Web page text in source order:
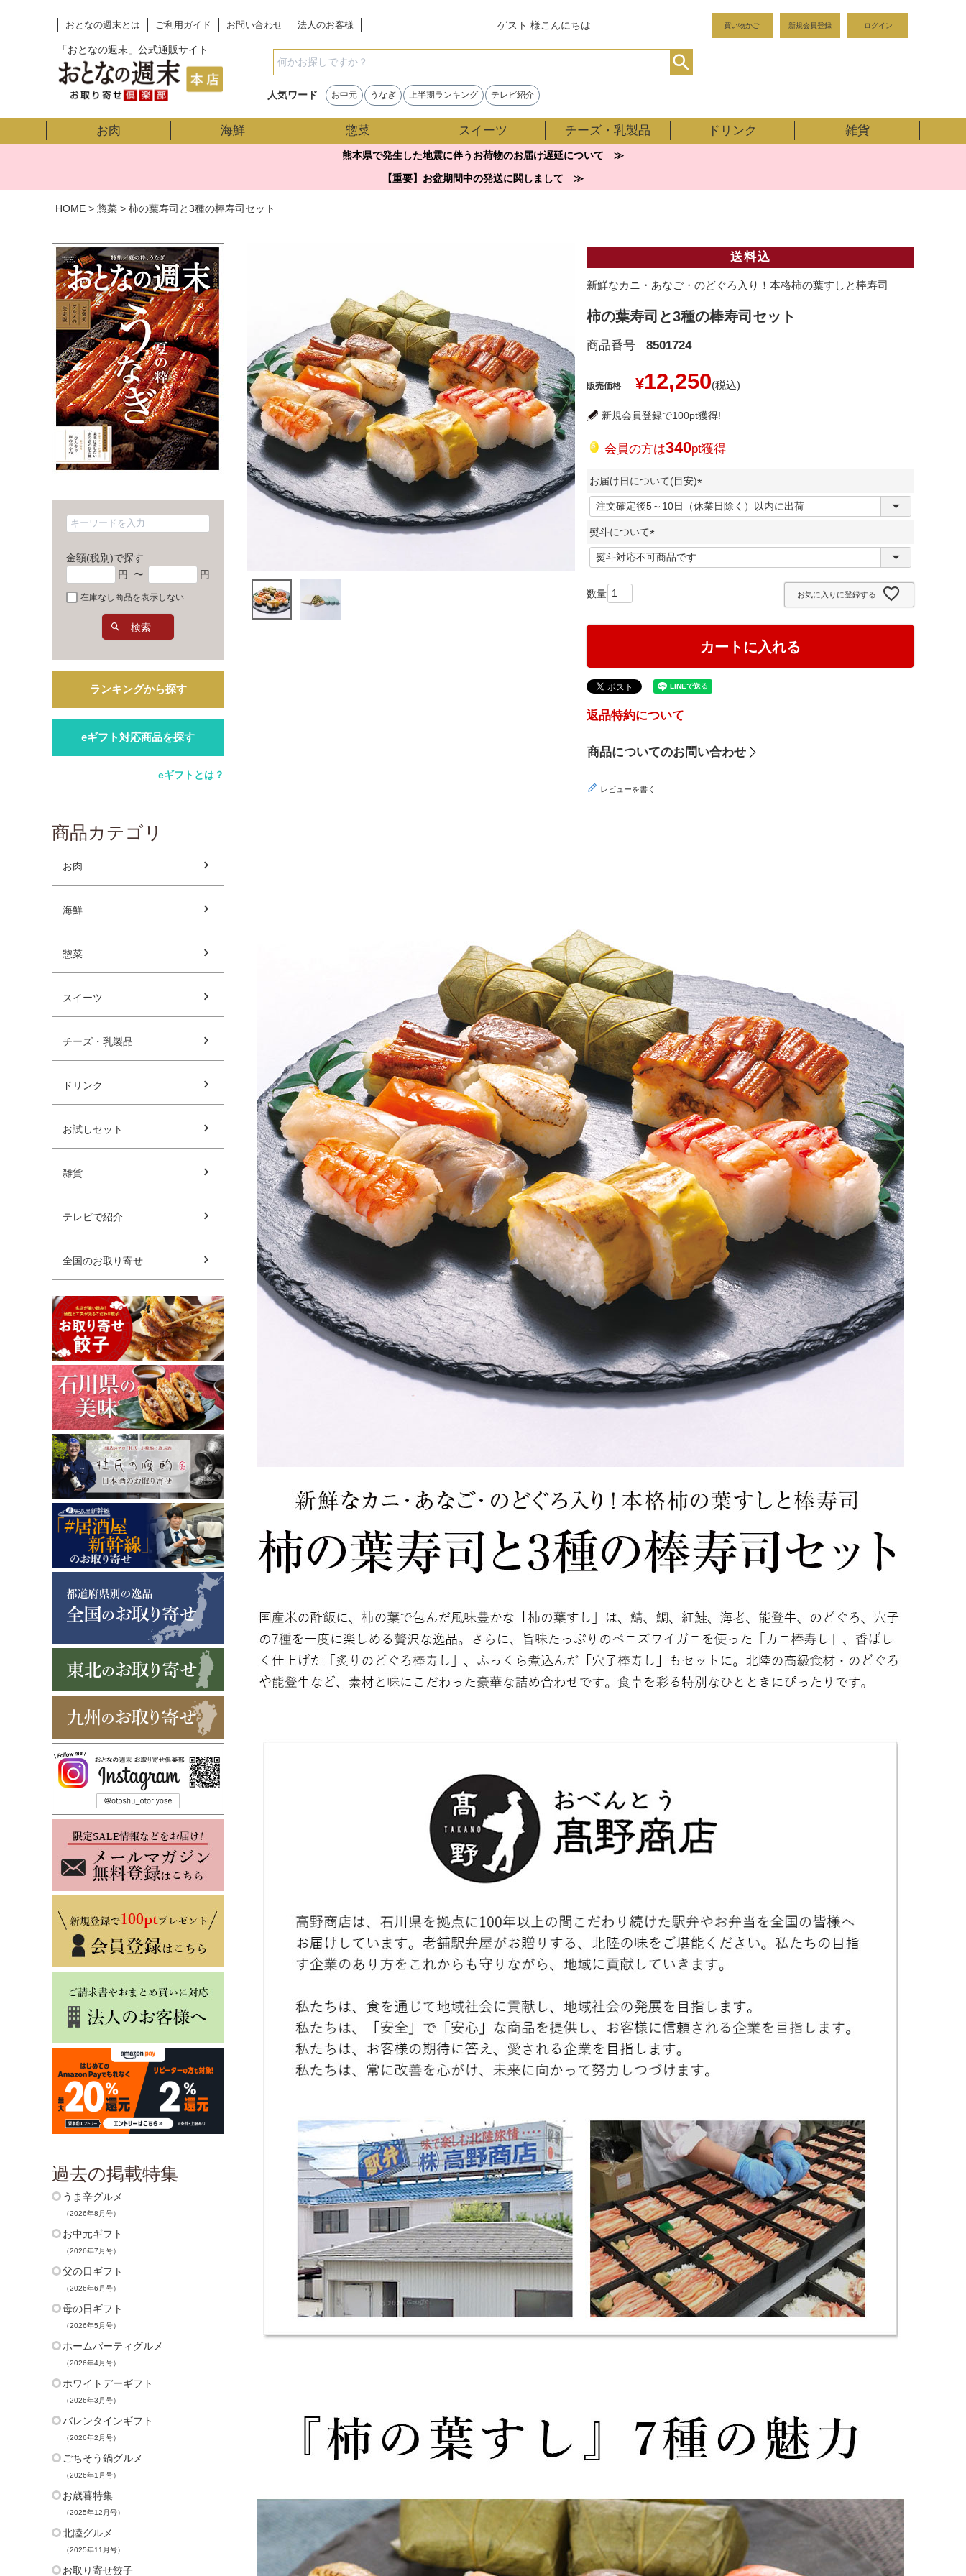
おとなの週末とは ご利用ガイド お問い合わせ 法人のお客様 ゲスト 様こんにちは
「おとなの週末」公式通販サイト
買い物かご 新規会員登録 ログイン
検索
人気ワード お中元 うなぎ 上半期ランキング テレビ紹介
お肉 海鮮 惣菜 スイーツ チーズ・乳製品 ドリンク 雑貨
熊本県で発生した地震に伴うお荷物のお届け遅延について ≫
【重要】お盆期間中の発送に関しまして ≫
HOME 惣菜 柿の葉寿司と3種の棒寿司セット
金額(税別)で探す
円
〜 円
在庫なし商品を表示しない
検索
ランキングから探す
eギフト対応商品を探す
eギフトとは？
商品カテゴリ
お肉
海鮮
惣菜
スイーツ
チーズ・乳製品
ドリンク
お試しセット
雑貨
テレビで紹介
全国のお取り寄せ
過去の掲載特集
うま辛グルメ
（2026年8月号）
お中元ギフト
（2026年7月号）
父の日ギフト
（2026年6月号）
母の日ギフト
（2026年5月号）
ホームパーティグルメ
（2026年4月号）
ホワイトデーギフト
（2026年3月号）
バレンタインギフト
（2026年2月号）
ごちそう鍋グルメ
（2026年1月号）
お歳暮特集
（2025年12月号）
北陸グルメ
（2025年11月号）
お取り寄せ餃子
送料込
新鮮なカニ・あなご・のどぐろ入り！本格柿の葉すしと棒寿司
柿の葉寿司と3種の棒寿司セット
商品番号 8501724
販売価格 ¥12,250
新規会員登録で100pt獲得!
会員の方は340pt獲得
お届け日について(目安)
(
必
)
熨斗について
(
必
お気に入りに登録する
カートに入れる
返品特約について
商品についてのお問い合わせ
レビューを書く